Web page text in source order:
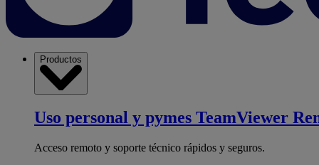
Productos
Uso personal y pymes TeamViewer
Acceso remoto y soporte técnico rápidos y seguros.